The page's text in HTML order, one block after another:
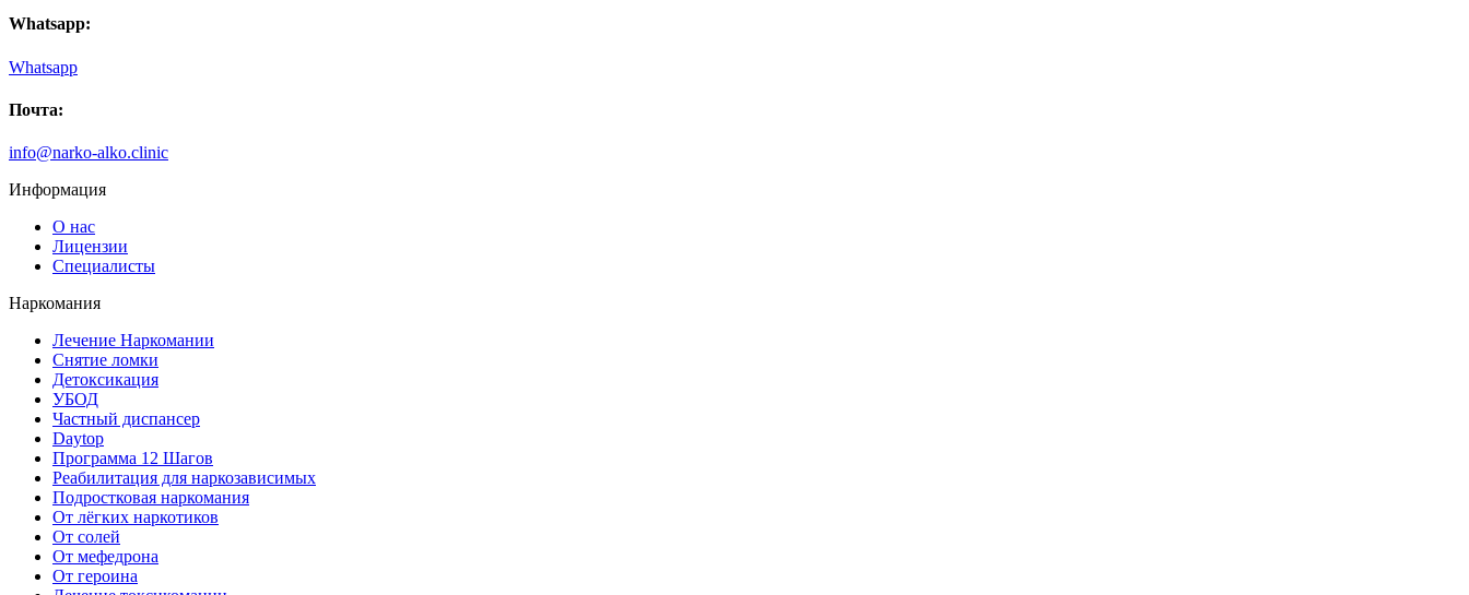
Whatsapp:
Whatsapp
Почта:
info@narko-alko.clinic
Информация
О нас
Лицензии
Специалисты
Наркомания
Лечение Наркомании
Снятие ломки
Детоксикация
УБОД
Частный диспансер
Daytop
Программа 12 Шагов
Реабилитация для наркозависимых
Подростковая наркомания
От лёгких наркотиков
От солей
От мефедрона
От героина